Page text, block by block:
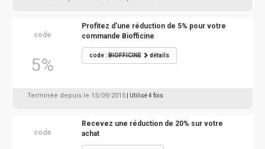
code
5%
Profitez d'une réduction de 5% pour votre
commande Biofficine
code :BIOFFICINE détails
Terminée depuis le 15/09/2015 | Utilisé 4 fois
code
Recevez une réduction de 20% sur votre
achat